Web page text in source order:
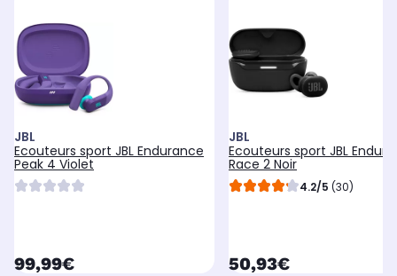
JBL
Ecouteurs sport JBL Endurance
Peak 4 Violet
currentPrice
99,99€
JBL
Ecouteurs sport JBL
Race 2 Noir
4.2/5 (30)
currentPrice
50,93€